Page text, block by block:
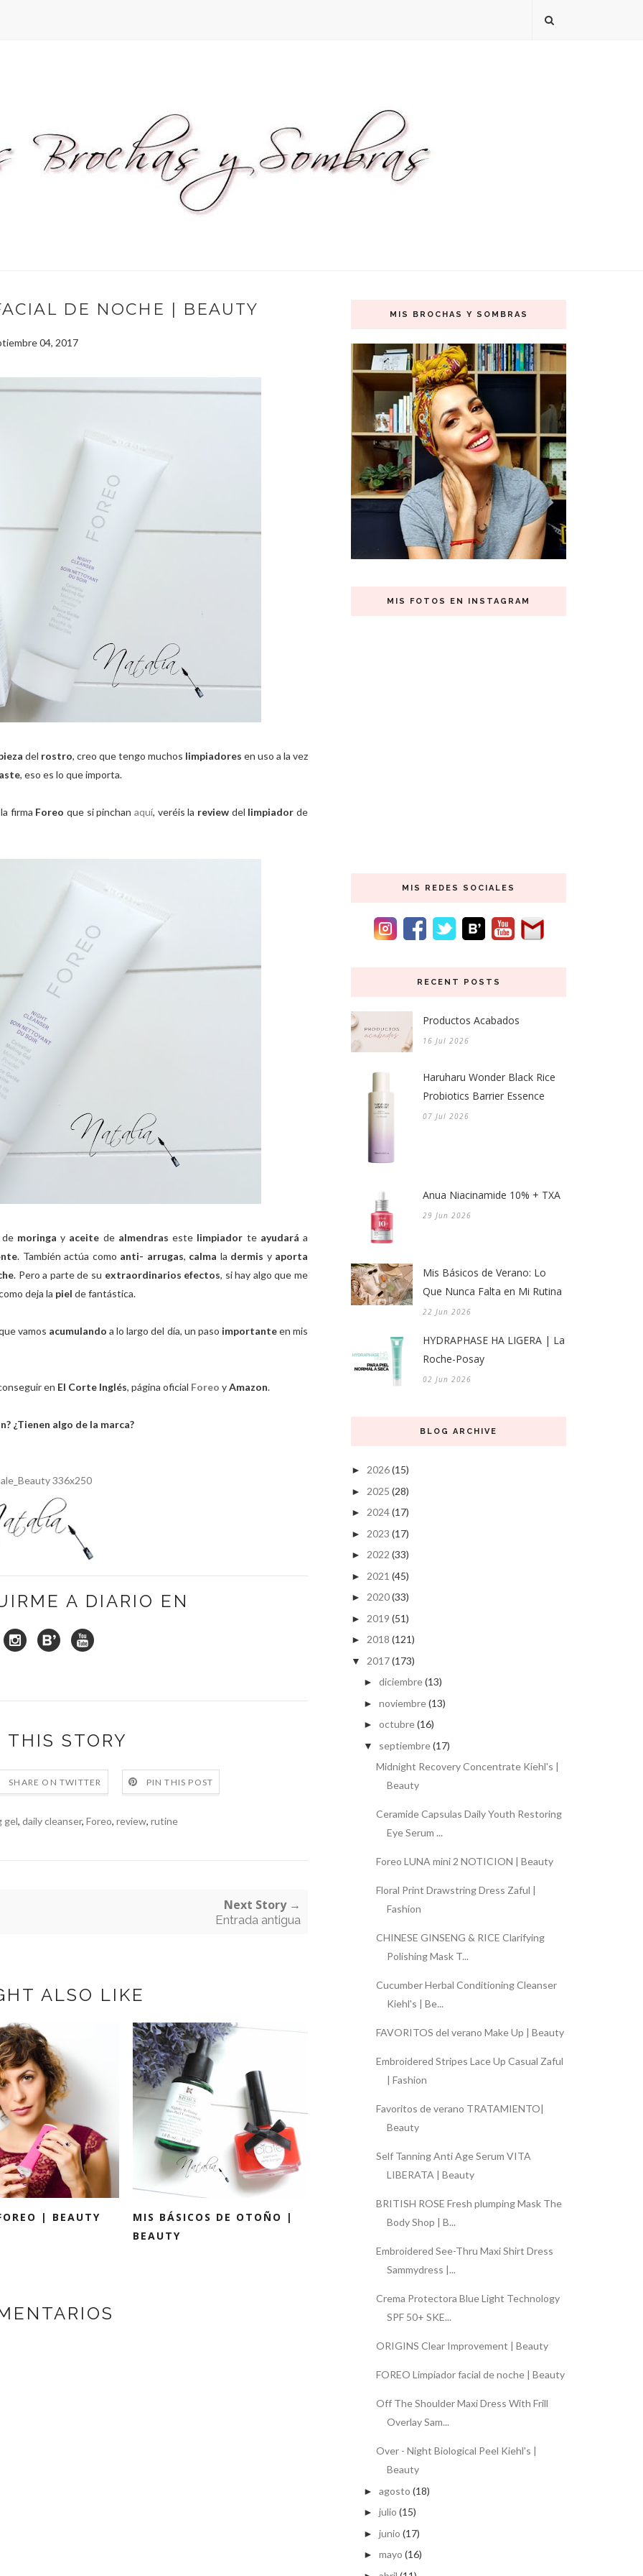
DE NOCHE | BEAUTY
04, 2017
del rostro, creo que tengo muchos limpiadores en uso a la vez
, eso es lo que importa.
firma Foreo que si pinchan aquí, veréis la review del limpiador de
moringa y aceite dealmendras este limpiador te ayudará a
. También actúa como anti- arrugas, calma la dermis y aporta
. Pero a parte de su extraordinarios efectos, si hay algo que me
deja la piel de fantástica.
vamos acumulando a lo largo del día, un paso importanteen mis
en El Corte Inglés, página oficial Foreo yAmazon.
¿Tienen algo de la marca?
A DIARIO EN
THIS STORY
SHARE ON TWITTER PIN THIS POST
gel, daily cleanser, Foreo, review, rutine
Next Story →
Entrada antigua
ALSO LIKE
| BEAUTY
MIS BÁSICOS DE OTOÑO |
BEAUTY
MIS BROCHAS Y SOMBRAS
MIS FOTOS EN INSTAGRAM
MIS REDES SOCIALES
RECENT POSTS
Productos Acabados
16 Jul 2026
Haruharu Wonder Black Rice
Probiotics Barrier Essence
07 Jul 2026
Anua Niacinamide 10% + TXA
29 Jun 2026
Mis Básicos de Verano: Lo
Que Nunca Falta en Mi Rutina
22 Jun 2026
HYDRAPHASE HA LIGERA | La
Roche-Posay
02 Jun 2026
BLOG ARCHIVE
► 2026(15)
► 2025 (28)
► 2024(17)
► 2023 (17)
► 2022 (33)
► 2021 (45)
► 2020(33)
► 2019 (51)
► 2018 (121)
▼ 2017(173)
► diciembre(13)
► noviembre(13)
► octubre(16)
▼ septiembre(17)
Midnight Recovery Concentrate Kiehl's |
Beauty
Ceramide Capsulas Daily Youth Restoring
Eye Serum ...
Foreo LUNA mini 2 NOTICION | Beauty
Floral Print Drawstring Dress Zaful |
Fashion
CHINESE GINSENG & RICE Clarifying
Polishing Mask T...
Cucumber Herbal Conditioning Cleanser
Kiehl's | Be...
FAVORITOS del verano Make Up | Beauty
Embroidered Stripes Lace Up Casual Zaful
| Fashion
Favoritos de verano TRATAMIENTO|
Beauty
Self Tanning Anti Age Serum VITA
LIBERATA | Beauty
BRITISH ROSE Fresh plumping Mask The
Body Shop | B...
Embroidered See-Thru Maxi Shirt Dress
Sammydress |...
Crema Protectora Blue Light Technology
SPF 50+ SKE...
ORIGINS Clear Improvement | Beauty
FOREO Limpiador facial de noche | Beauty
Off The Shoulder Maxi Dress With Frill
Overlay Sam...
Over - Night Biological Peel Kiehl's |
Beauty
► agosto (18)
► julio (15)
► junio (17)
► mayo (16)